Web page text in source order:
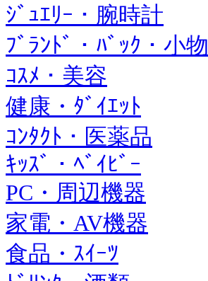
ｼﾞｭｴﾘｰ・腕時計
ﾌﾞﾗﾝﾄﾞ・ﾊﾞｯｸ・小物
ｺｽﾒ・美容
健康・ﾀﾞｲｴｯﾄ
ｺﾝﾀｸﾄ・医薬品
ｷｯｽﾞ・ﾍﾞｲﾋﾞｰ
PC・周辺機器
家電・AV機器
食品・ｽｲｰﾂ